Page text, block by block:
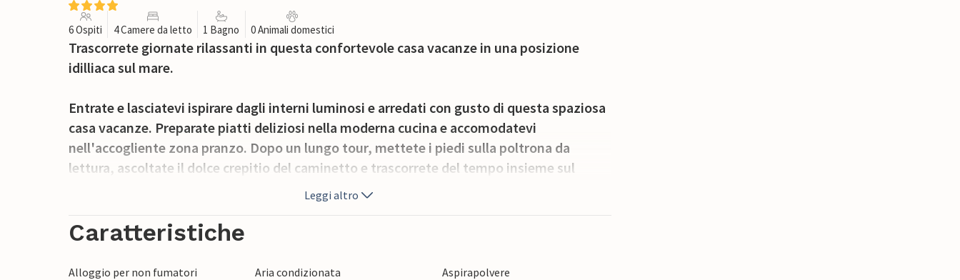
6 Ospiti 4 Camere da letto 1 Bagno 0 Animali domestici
Trascorrete giornate rilassanti in questa confortevole casa vacanze in una posizione
idilliaca sul mare.
Entrate e lasciatevi ispirare dagli interni luminosi e arredati con gusto di questa spaziosa
casa vacanze. Preparate piatti deliziosi nella moderna cucina e accomodatevi
nell'accogliente zona pranzo. Dopo un lungo tour, mettete i piedi sulla poltrona da
lettura, ascoltate il dolce crepitio del caminetto e trascorrete del tempo insieme sul
divano durante le allegre serate di gioco.
Nelle giornate di sole, la terrazza è il luogo ideale per una deliziosa colazione all'aria
nell'idilliaco giardino.
Leggi altro
Caratteristiche
Alloggio per non fumatori Aria condizionata
Aspirapolvere